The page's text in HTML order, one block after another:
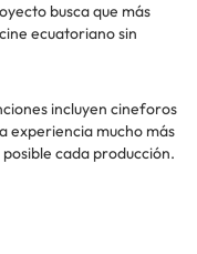
busca que más
ecuatoriano sin
incluyen cineforos
experiencia mucho más
cada producción.